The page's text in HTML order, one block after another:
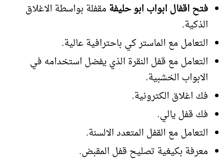
فتح اقفال ابواب ابو حليفة مقفلة بواسطة الاغلاق
الذكية.
التعامل مع الماستر كي باحترافية عالية.
التعامل مع قفل النقرة الذي يفضل استخدامه في
الابواب الخشبية.
فك اغلاق الكترونية.
فك قفل يالي.
التعامل مع القفل المتعدد الالسنة.
معرفة بكيغية تصليح قفل المقبض.